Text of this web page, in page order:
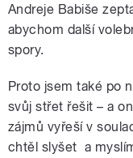
Andreje Babiše
abychom další
spory.
Proto jsem také po
svůj střet řešit – a
zájmů vyřeší v
chtěl slyšet a